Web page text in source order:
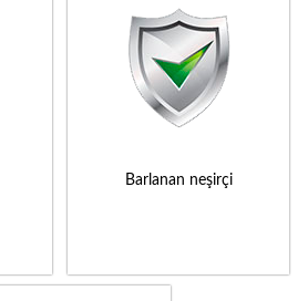
Barlanan neşirçi